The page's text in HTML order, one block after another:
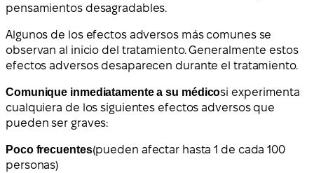
pensamientos desagradables.
Algunos de los efectos adversos más comunes se
observan al inicio del tratamiento. Generalmente estos
efectos adversos desaparecen durante el tratamiento.
Comunique inmediatamente a su médicosi experimenta
cualquiera de los siguientes efectos adversos que
pueden ser graves:
Poco frecuentes(pueden afectar hasta 1 de cada 100
personas)